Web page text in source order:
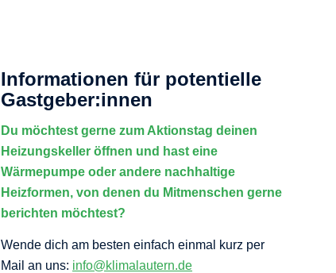
Informationen für potentielle
Gastgeber:innen
Du möchtest gerne zum Aktionstag deinen
Heizungskeller öffnen und hast eine
Wärmepumpe oder andere nachhaltige
Heizformen, von denen du Mitmenschen gerne
berichten möchtest?
Wende dich am besten einfach einmal kurz per
Mail an uns: info@klimalautern.de